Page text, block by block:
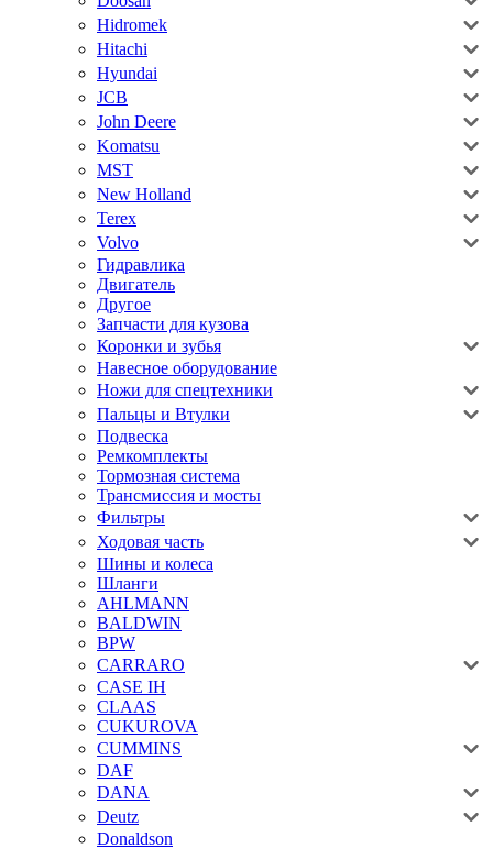
Hidromek
Hitachi
Hyundai
JCB
John Deere
Komatsu
MST
New Holland
Terex
Volvo
Гидравлика
Двигатель
Другое
Запчасти для кузова
Коронки и зубья
Навесное оборудование
Ножи для спецтехники
Пальцы и Втулки
Подвеска
Ремкомплекты
Тормозная система
Трансмиссия и мосты
Фильтры
Ходовая часть
Шины и колеса
Шланги
AHLMANN
BALDWIN
BPW
CARRARO
CASE IH
CLAAS
CUKUROVA
CUMMINS
DAF
DANA
Deutz
Donaldson